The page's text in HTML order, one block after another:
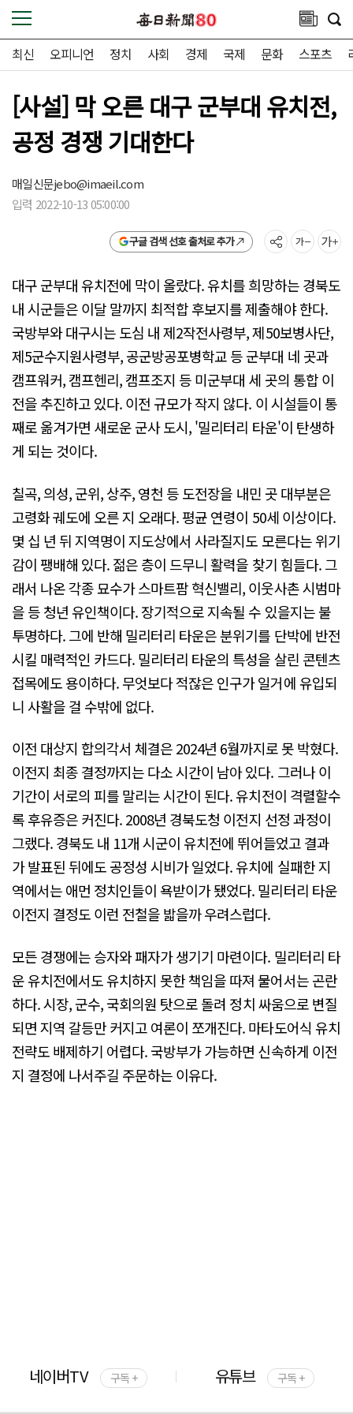
최신 오피니언 정치 사회 경제 국제 문화 스포츠
[사설] 막 오른 대구 군부대 유치전,
공정 경쟁 기대한다
매일신문jebo@imaeil.com
입력 2022-10-13 05:00:00
구글 검색 선호 출처로 추가
대구 군부대 유치전에 막이 올랐다. 유치를 희망하는 경북도
내 시군들은 이달 말까지 최적합 후보지를 제출해야 한다.
국방부와 대구시는 도심 내 제2작전사령부, 제50보병사단,
제5군수지원사령부, 공군방공포병학교 등 군부대 네 곳과
캠프워커, 캠프헨리, 캠프조지 등 미군부대 세 곳의 통합 이
전을 추진하고 있다. 이전 규모가 작지 않다. 이 시설들이 통
째로 옮겨가면 새로운 군사 도시, '밀리터리 타운'이 탄생하
게 되는 것이다.
칠곡, 의성, 군위, 상주, 영천 등 도전장을 내민 곳 대부분은
고령화 궤도에 오른 지 오래다. 평균 연령이 50세 이상이다.
몇 십 년 뒤 지역명이 지도상에서 사라질지도 모른다는 위기
감이 팽배해 있다. 젊은 층이 드무니 활력을 찾기 힘들다. 그
래서 나온 각종 묘수가 스마트팜 혁신밸리, 이웃사촌 시범마
을 등 청년 유인책이다. 장기적으로 지속될 수 있을지는 불
투명하다. 그에 반해 밀리터리 타운은 분위기를 단박에 반전
시킬 매력적인 카드다. 밀리터리 타운의 특성을 살린 콘텐츠
접목에도 용이하다. 무엇보다 적잖은 인구가 일거에 유입되
니 사활을 걸 수밖에 없다.
이전 대상지 합의각서 체결은 2024년 6월까지로 못 박혔다.
이전지 최종 결정까지는 다소 시간이 남아 있다. 그러나 이
기간이 서로의 피를 말리는 시간이 된다. 유치전이 격렬할수
록 후유증은 커진다. 2008년 경북도청 이전지 선정 과정이
그랬다. 경북도 내 11개 시군이 유치전에 뛰어들었고 결과
가 발표된 뒤에도 공정성 시비가 일었다. 유치에 실패한 지
역에서는 애먼 정치인들이 욕받이가 됐었다. 밀리터리 타운
이전지 결정도 이런 전철을 밟을까 우려스럽다.
모든 경쟁에는 승자와 패자가 생기기 마련이다. 밀리터리 타
운 유치전에서도 유치하지 못한 책임을 따져 물어서는 곤란
하다. 시장, 군수, 국회의원 탓으로 돌려 정치 싸움으로 변질
되면 지역 갈등만 커지고 여론이 쪼개진다. 마타도어식 유치
전략도 배제하기 어렵다. 국방부가 가능하면 신속하게 이전
지 결정에 나서주길 주문하는 이유다.
네이버TV 구독 + 유튜브 구독 +